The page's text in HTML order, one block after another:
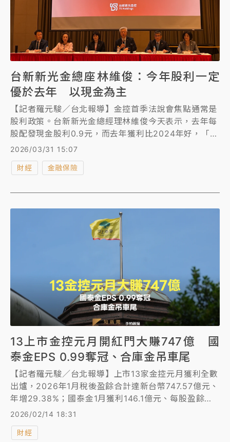
台新新光金總座林維俊：今年股利一定
優於去年 以現金為主
【記者羅元駿／台北報導】金控首季法說會焦點通常是
股利政策。台新新光金總經理林維俊今天表示，去年每
股配發現金股利0.9元，而去年獲利比2024年好，「股
利一定比去年好」，且會以現金為主，股票股利則是考
比去年高的股利建議。
2026/03/31 15:07
財經 金融保險
13上市金控元月開紅門大賺747億 國
泰金EPS 0.99奪冠、合庫金吊車尾
【記者羅元駿／台北報導】上市13家金控元月獲利全數
出爐，2026年1月稅後盈餘合計達新台幣747.57億元、
年增29.38%；國泰金1月獲利146.1億元、每股盈餘
（EPS）0.99元，拿下本月獲利王，富邦金則以101.2
億元、EPS 0.72元緊追在後。值得注意的是，民營金
控併購綜效開始浮現，4大公股金控獲利排名不僅偏
2026/02/14 18:31
財經